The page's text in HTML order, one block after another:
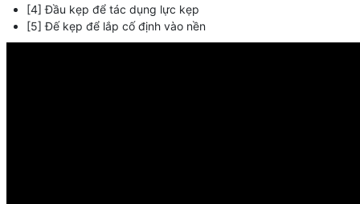
[4] Đầu kẹp để tác dụng lực kẹp
[5] Đế kẹp để lắp cố định vào nền